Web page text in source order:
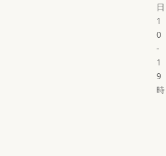
日
1
0
-
1
9
時